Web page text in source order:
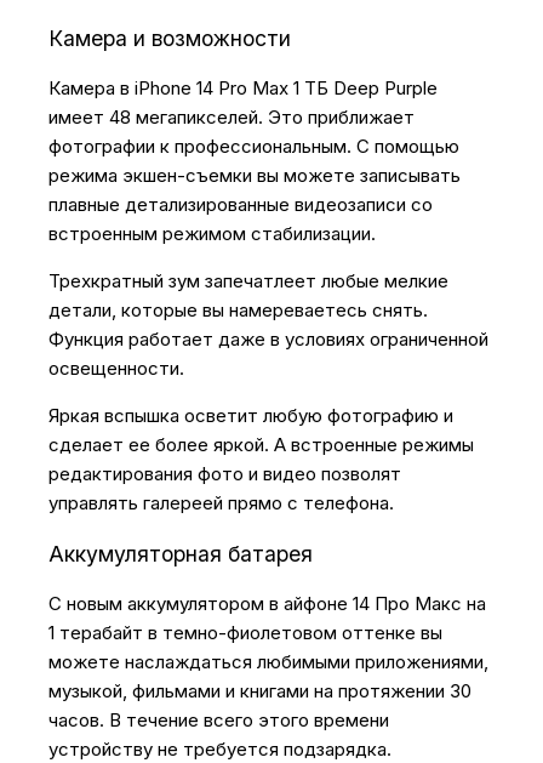
Камера и возможности
Камера в iPhone 14 Pro Max 1 ТБ Deep Purple
имеет 48 мегапикселей. Это приближает
фотографии к профессиональным. С помощью
режима экшен-съемки вы можете записывать
плавные детализированные видеозаписи со
встроенным режимом стабилизации.
Трехкратный зум запечатлеет любые мелкие
детали, которые вы намереваетесь снять.
Функция работает даже в условиях ограниченной
освещенности.
Яркая вспышка осветит любую фотографию и
сделает ее более яркой. А встроенные режимы
редактирования фото и видео позволят
управлять галереей прямо с телефона.
Аккумуляторная батарея
С новым аккумулятором в айфоне 14 Про Макс на
1 терабайт в темно-фиолетовом оттенке вы
можете наслаждаться любимыми приложениями,
музыкой, фильмами и книгами на протяжении 30
часов. В течение всего этого времени
устройству не требуется подзарядка.